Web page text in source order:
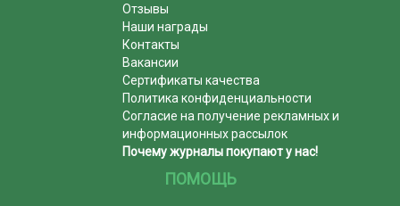
Отзывы
Наши награды
Контакты
Вакансии
Сертификаты качества
Политика конфиденциальности
Согласие на получение рекламных и
информационных рассылок
Почему журналы покупают у нас!
ПОМОЩЬ